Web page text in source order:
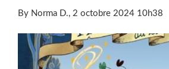
By Norma D., 2 octobre 2024 10h38